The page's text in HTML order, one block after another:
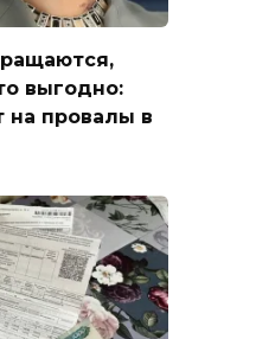
выгодно:
на провалы в